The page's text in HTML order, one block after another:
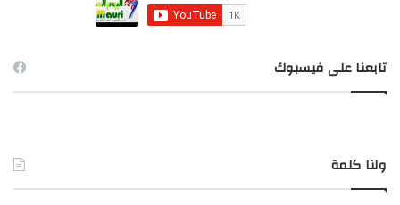
:
تابعنا على فيسبوك
ولنا كلمة